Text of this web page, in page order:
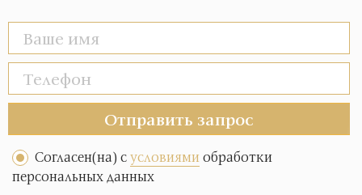
Отправить запрос
Согласен(на) сусловиямиобработки
персональных данных